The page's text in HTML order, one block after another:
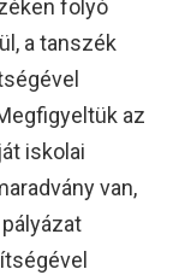
folyó
a tanszék
az
iskolai
van,